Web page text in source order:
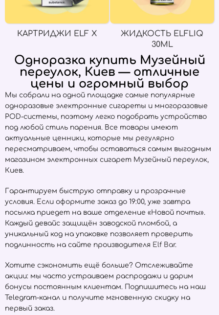
КАРТРИДЖИ ELF X
ЖИДКОСТЬ ELFLIQ
30ML
Одноразка купить Музейный
переулок, Киев — отличные
цены и огромный выбор
Мы собрали на одной площадке самые популярные
одноразовые электронные сигареты и многоразовые
POD-системы, поэтому легко подобрать устройство
под любой стиль парения. Все товары имеют
актуальные ценники, которые мы регулярно
пересматриваем, чтобы оставаться самым выгодным
магазином электронных сигарет Музейный переулок,
Киев.
Гарантируем быструю отправку и прозрачные
условия. Если оформите заказ до 19:00, уже завтра
посылка приедет на ваше отделение «Новой почты».
Каждый девайс защищён заводской пломбой, а
уникальный код на упаковке позволяет проверить
подлинность на сайте производителя Elf Bar.
Хотите сэкономить ещё больше? Отслеживайте
акции: мы часто устраиваем распродажи и дарим
бонусы постоянным клиентам. Подпишитесь на наш
Telegram-канал и получите мгновенную скидку на
первый заказ.